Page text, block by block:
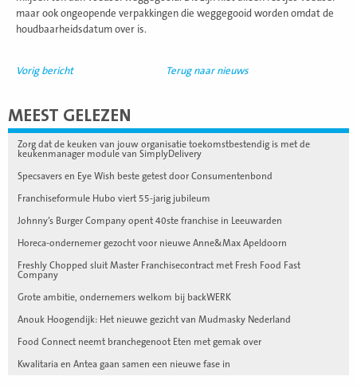
maar ook ongeopende verpakkingen die weggegooid worden omdat de
houdbaarheidsdatum over is.
Vorig bericht Terug naar nieuws
MEEST GELEZEN
Zorg dat de keuken van jouw organisatie toekomstbestendig is met de
keukenmanager module van SimplyDelivery
Specsavers en Eye Wish beste getest door Consumentenbond
Franchiseformule Hubo viert 55-jarig jubileum
Johnny’s Burger Company opent 40ste franchise in Leeuwarden
Horeca-ondernemer gezocht voor nieuwe Anne&Max Apeldoorn
Freshly Chopped sluit Master Franchisecontract met Fresh Food Fast
Company
Grote ambitie, ondernemers welkom bij backWERK
Anouk Hoogendijk: Het nieuwe gezicht van Mudmasky Nederland
Food Connect neemt branchegenoot Eten met gemak over
Kwalitaria en Antea gaan samen een nieuwe fase in